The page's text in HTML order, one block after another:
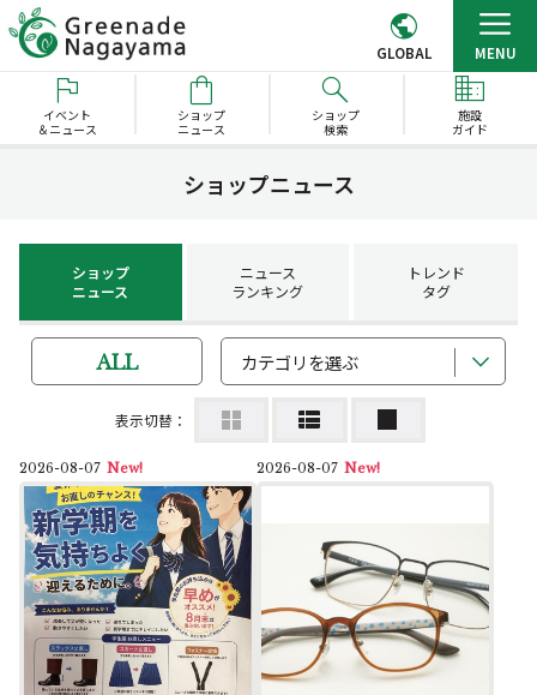
GLOBAL MENU
イベント
＆ニュース
ショップ
ニュース
ショップ
検索
施設
ガイド
ショップニュース
ショップ
ニュース
ニュース
ランキング
トレンド
タグ
カテゴリを選ぶ
ALL
表示切替：
2026-08-07 New! 2026-08-07 New!